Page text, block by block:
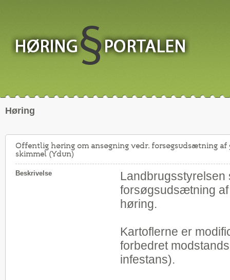
Høring
Offentlig høring om ansøgning vedr. forsøgsudsætning
skimmel (Ydun)
Beskrivelse
Landbrugsstyrelsen
forsøgsudsætning af
høring.
Kartoflerne er
forbedret
infestans).